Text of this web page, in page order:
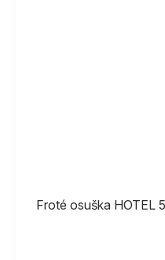
Froté osuška HOTEL